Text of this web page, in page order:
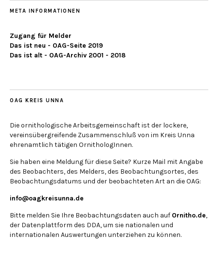
META INFORMATIONEN
Zugang für Melder
Das ist neu - OAG-Seite 2019
Das ist alt - OAG-Archiv 2001 - 2018
OAG KREIS UNNA
Die ornithologische Arbeitsgemeinschaft ist der lockere,
vereinsübergreifende Zusammenschluß von im Kreis Unna
ehrenamtlich tätigen OrnithologInnen.
Sie haben eine Meldung für diese Seite? Kurze Mail mit Angabe
des Beobachters, des Melders, des Beobachtungsortes, des
Beobachtungsdatums und der beobachteten Art an die OAG:
info@oagkreisunna.de
Bitte melden Sie Ihre Beobachtungsdaten auch auf Ornitho.de,
der Datenplattform des DDA, um sie nationalen und
internationalen Auswertungen unterziehen zu können.